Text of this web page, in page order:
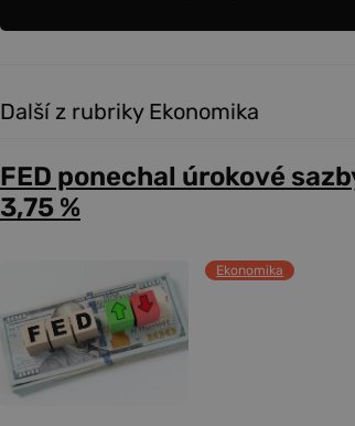
Další z rubriky Ekonomika
FED ponechal úrokové
3,75 %
Ekonomika